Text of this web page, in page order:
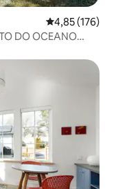
4,85 de uma
4,85 (176)
DO OCEANO